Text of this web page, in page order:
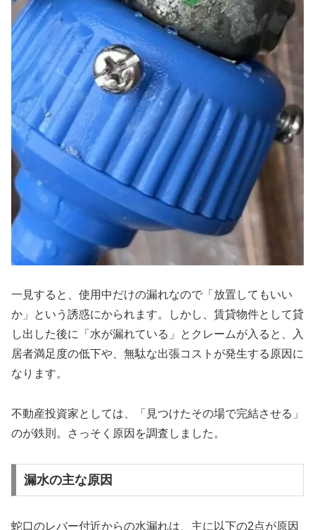
一見すると、使用中だけの漏れなので「放置してもいい
か」という誘惑にかられます。しかし、賃貸物件として貸
し出した後に「水が漏れている」とクレームが入ると、入
居者満足度の低下や、無駄な出張コストが発生する原因に
なります。
不動産投資家としては、「見つけたその場で完結させる」
のが鉄則。さっそく原因を調査しました。
漏水の主な原因
蛇口のレバー付近からの水漏れは、主に以下の2点が原因